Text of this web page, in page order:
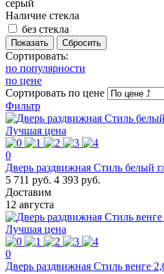
серый
Наличие стекла
без стекла
Сортировать:
по популярности
по цене
Сортировать по цене
Фильтр
Лучшая цена
0
Дверь раздвижная Стиль белый
5 711 руб. 4 393 руб.
Доставим
12 августа
Лучшая цена
0
Дверь раздвижная Стиль венге